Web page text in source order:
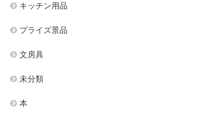
キッチン用品
プライズ景品
文房具
未分類
本